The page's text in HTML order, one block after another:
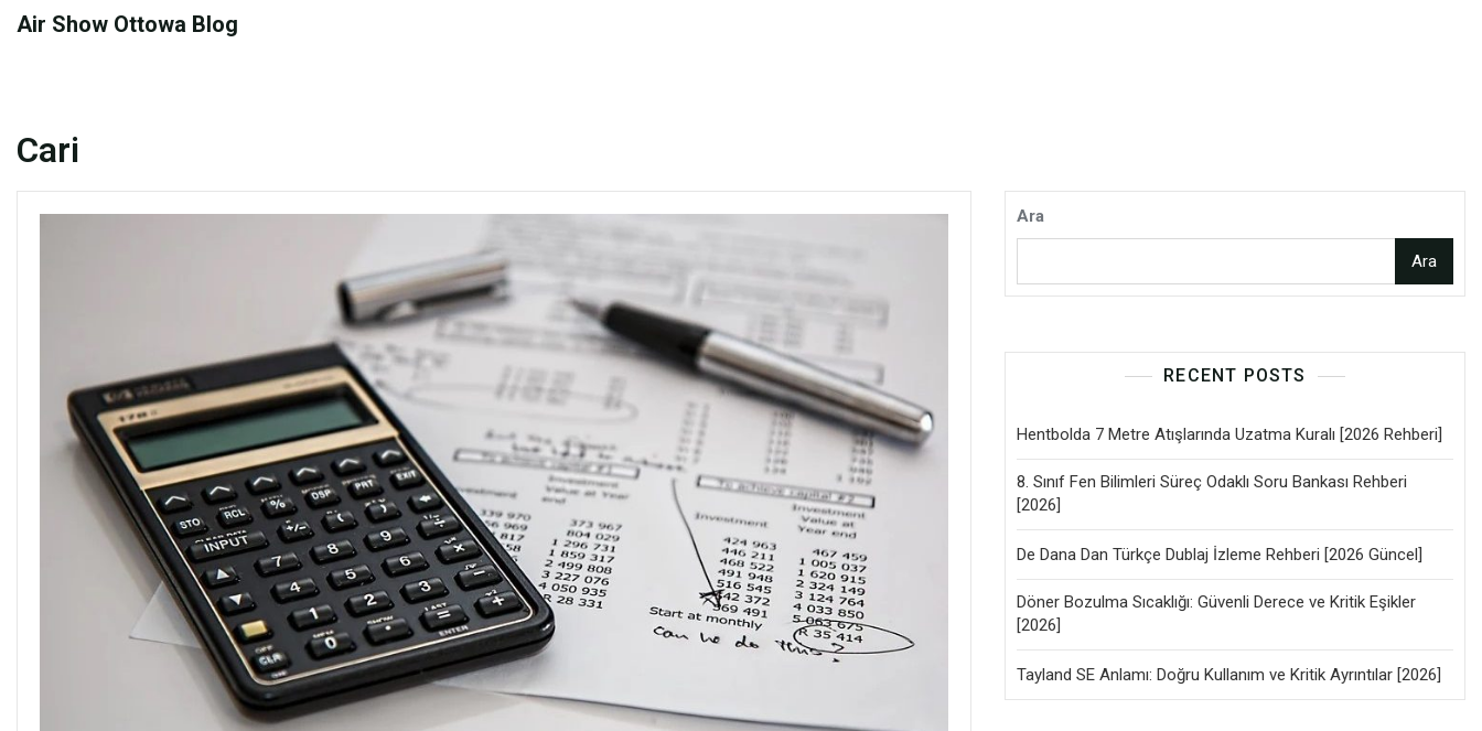
SkipAir Show Ottowa Blog
Cari
Ara
Ara
RECENT POSTS
Hentbolda 7 Metre Atışlarında Uzatma Kuralı [2026 Rehberi]
8. Sınıf Fen Bilimleri Süreç Odaklı Soru Bankası Rehberi
[2026]
De Dana Dan Türkçe Dublaj İzleme Rehberi [2026 Güncel]
Döner Bozulma Sıcaklığı: Güvenli Derece ve Kritik Eşikler
[2026]
Tayland SE Anlamı: Doğru Kullanım ve Kritik Ayrıntılar [2026]